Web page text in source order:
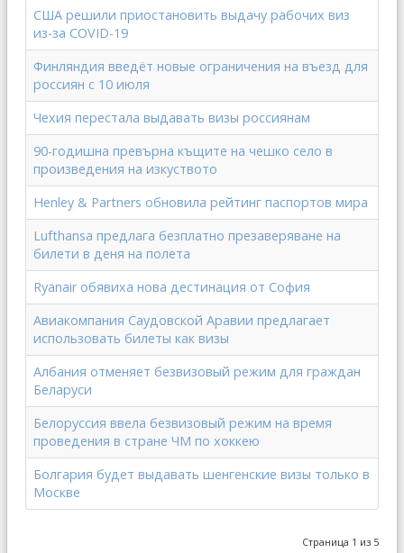
США решили приостановить выдачу рабочих виз
из-за COVID-19
Финляндия введёт новые ограничения на въезд для
россиян с 10 июля
Чехия перестала выдавать визы россиянам
90-годишна превърна къщите на чешко село в
произведения на изкуството
Henley & Partners обновила рейтинг паспортов мира
Lufthansa предлага безплатно презаверяване на
билети в деня на полета
Ryanair обявиха нова дестинация от София
Авиакомпания Саудовской Аравии предлагает
использовать билеты как визы
Албания отменяет безвизовый режим для граждан
Беларуси
Белоруссия ввела безвизовый режим на время
проведения в стране ЧМ по хоккею
Болгария будет выдавать шенгенские визы только в
Москве
Страница 1 из 5